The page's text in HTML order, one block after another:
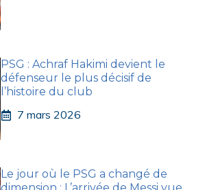
PSG : Achraf Hakimi devient le
défenseur le plus décisif de
l’histoire du club
7 mars 2026
Le jour où le PSG a changé de